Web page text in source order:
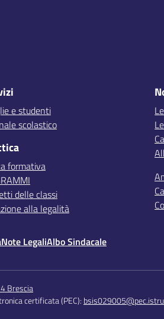
e studenti
scolastico
formativa
delle classi
alla legalità
Note LegaliAlbo Sindacale
Brescia
certificata (PEC):